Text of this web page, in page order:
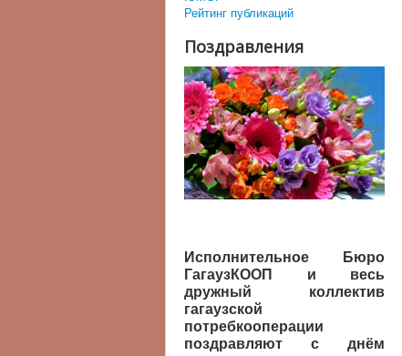
Рейтинг публикаций
Поздравления
Исполнительное Бюро
ГагаузКООП и весь
дружный коллектив
гагаузской
потребкооперации
поздравляют с днём